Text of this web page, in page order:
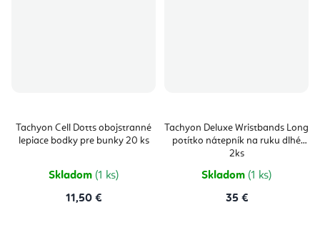
Tachyon Cell Dotts obojstranné
lepiace bodky pre bunky 20 ks
Skladom (1 ks)
11,50 €
Tachyon Deluxe Wristbands Long
potítko nátepník na ruku dlhé
2ks
Skladom (1 ks)
35 €